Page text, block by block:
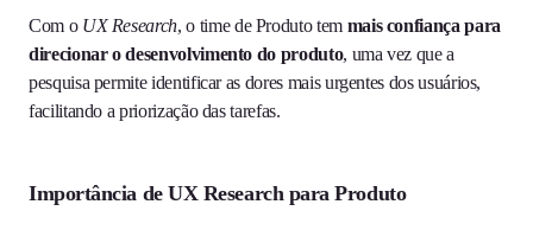
Com o UX Research, o time de Produto tem mais confiança para
direcionar o desenvolvimento do produto, uma vez que a
pesquisa permite identificar as dores mais urgentes dos usuários,
facilitando a priorização das tarefas.
Importância de UX Research para Produto